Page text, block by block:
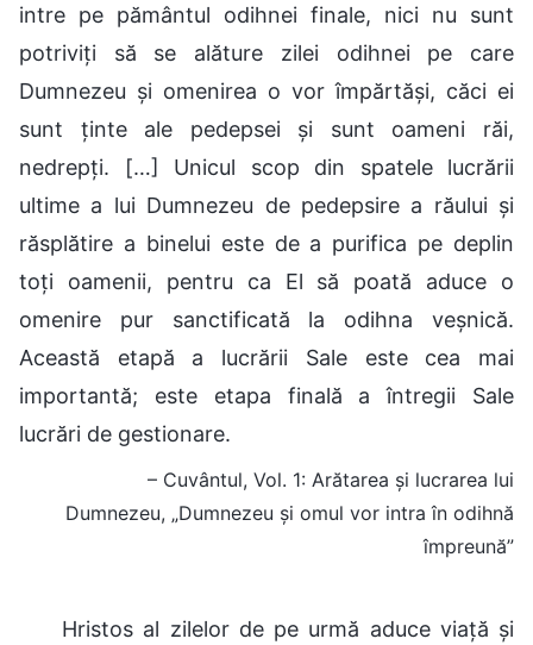
intre pe pământul odihnei finale, nici nu sunt
potriviți să se alăture zilei odihnei pe care
Dumnezeu și omenirea o vor împărtăși, căci ei
sunt ținte ale pedepsei și sunt oameni răi,
nedrepți. […] Unicul scop din spatele lucrării
ultime a lui Dumnezeu de pedepsire a răului și
răsplătire a binelui este de a purifica pe deplin
toți oamenii, pentru ca El să poată aduce o
omenire pur sanctificată la odihna veșnică.
Această etapă a lucrării Sale este cea mai
importantă; este etapa finală a întregii Sale
lucrări de gestionare.
– Cuvântul, Vol. 1: Arătarea și lucrarea lui
Dumnezeu, „Dumnezeu și omul vor intra în odihnă
împreună”
Hristos al zilelor de pe urmă aduce viață și